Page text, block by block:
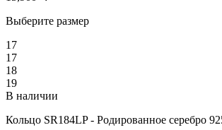
Выберите размер
17
17
18
19
В наличии
Кольцо SR184LP - Родированное серебро